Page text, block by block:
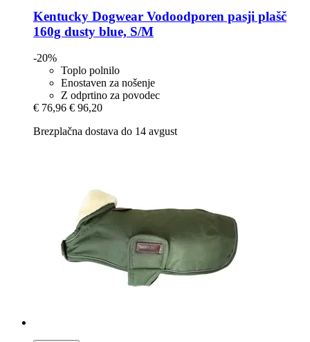
Kentucky Dogwear Vodoodporen pasji plašč
160g dusty blue, S/M
-20%
Toplo polnilo
Enostaven za nošenje
Z odprtino za povodec
€ 76,96 € 96,20
Brezplačna dostava do 14 avgust